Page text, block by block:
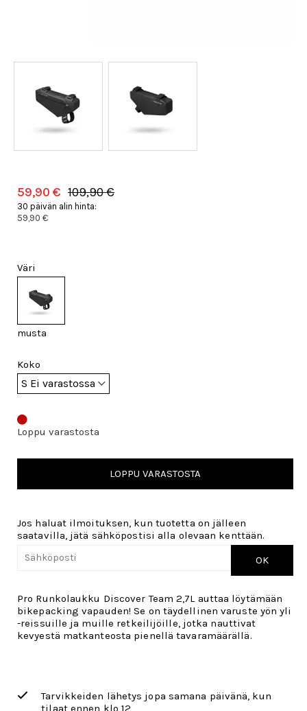
59,90 € 109,90 €
30 päivän alin hinta:
59,90 €
Väri
musta
Koko
Loppu varastosta
LOPPU VARASTOSTA
Jos haluat ilmoituksen, kun tuotetta on jälleen
saatavilla, jätä sähköpostisi alla olevaan kenttään.
OK
Pro Runkolaukku Discover Team 2,7L auttaa löytämään
bikepacking vapauden! Se on täydellinen varuste yön yli
-reissuille ja muille retkeilijöille, jotka nauttivat
kevyestä matkanteosta pienellä tavaramäärällä.
Tarvikkeiden lähetys jopa samana päivänä, kun
tilaat ennen klo 12